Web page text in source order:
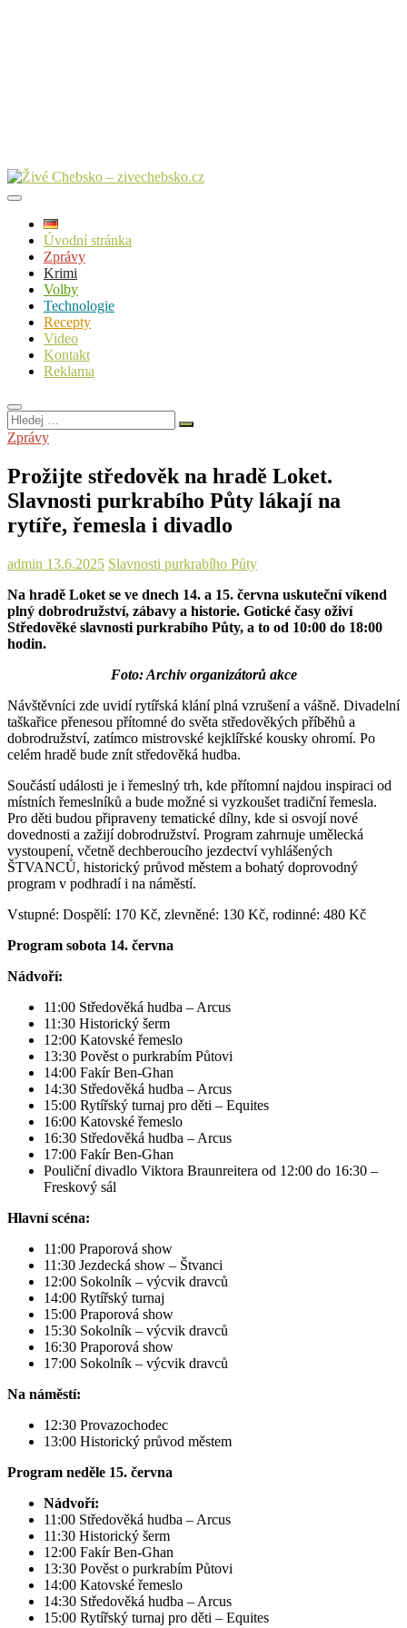
Úvodní stránka
Zprávy
Krimi
Volby
Technologie
Recepty
Video
Kontakt
Reklama
Hledej
…
Zprávy
Prožijte středověk na hradě Loket.
Slavnosti purkrabího Půty lákají na
rytíře, řemesla i divadlo
admin 13.6.2025 Slavnosti purkrabího Půty
Na hradě Loket se ve dnech 14. a 15. června uskuteční víkend
plný dobrodružství, zábavy a historie. Gotické časy oživí
Středověké slavnosti purkrabího Půty, a to od 10:00 do 18:00
hodin.
Foto: Archiv organizátorů akce
Návštěvníci zde uvidí rytířská klání plná vzrušení a vášně. Divadelní
taškařice přenesou přítomné do světa středověkých příběhů a
dobrodružství, zatímco mistrovské kejklířské kousky ohromí. Po
celém hradě bude znít středověká hudba.
Součástí události je i řemeslný trh, kde přítomní najdou inspiraci od
místních řemeslníků a bude možné si vyzkoušet tradiční řemesla.
Pro děti budou připraveny tematické dílny, kde si osvojí nové
dovednosti a zažijí dobrodružství. Program zahrnuje umělecká
vystoupení, včetně dechberoucího jezdectví vyhlášených
ŠTVANCŮ, historický průvod městem a bohatý doprovodný
program v podhradí i na náměstí.
Vstupné: Dospělí: 170 Kč, zlevněné: 130 Kč, rodinné: 480 Kč
Program sobota 14. června
Nádvoří:
11:00 Středověká hudba – Arcus
11:30 Historický šerm
12:00 Katovské řemeslo
13:30 Pověst o purkrabím Půtovi
14:00 Fakír Ben-Ghan
14:30 Středověká hudba – Arcus
15:00 Rytířský turnaj pro děti – Equites
16:00 Katovské řemeslo
16:30 Středověká hudba – Arcus
17:00 Fakír Ben-Ghan
Pouliční divadlo Viktora Braunreitera od 12:00 do 16:30 –
Freskový sál
Hlavní scéna:
11:00 Praporová show
11:30 Jezdecká show – Štvanci
12:00 Sokolník – výcvik dravců
14:00 Rytířský turnaj
15:00 Praporová show
15:30 Sokolník – výcvik dravců
16:30 Praporová show
17:00 Sokolník – výcvik dravců
Na náměstí:
12:30 Provazochodec
13:00 Historický průvod městem
Program neděle 15. června
Nádvoří:
11:00 Středověká hudba – Arcus
11:30 Historický šerm
12:00 Fakír Ben-Ghan
13:30 Pověst o purkrabím Půtovi
14:00 Katovské řemeslo
14:30 Středověká hudba – Arcus
15:00 Rytířský turnaj pro děti – Equites